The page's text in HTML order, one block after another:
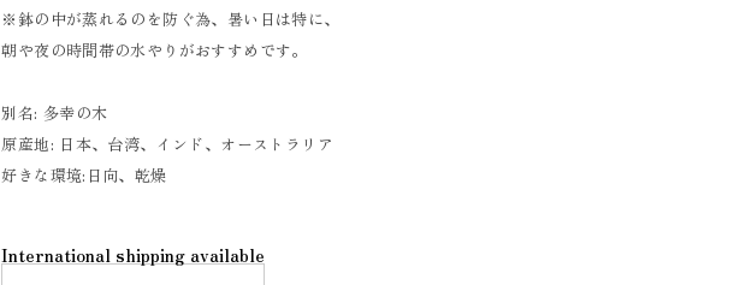
※鉢の中が蒸れるのを防ぐ為、暑い日は特に、
朝や夜の時間帯の水やりがおすすめです。
別名: 多幸の木
原産地: 日本、台湾、インド、オーストラリア
好きな環境:日向、乾燥
International shipping available